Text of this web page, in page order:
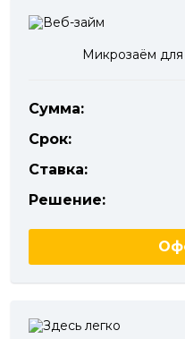
Микрозаём для
Сумма:
Срок:
Ставка:
Решение: